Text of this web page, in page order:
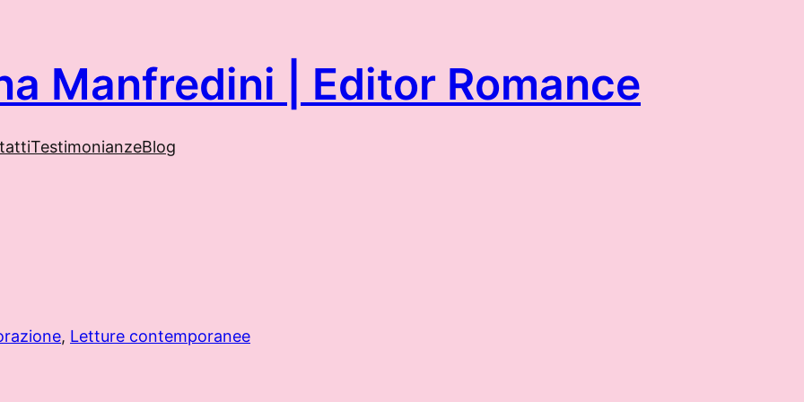
Manfredini | Editor Romance
TestimonianzeBlog
, Letture contemporanee